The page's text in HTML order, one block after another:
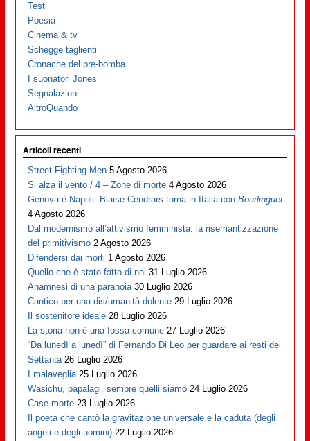
Testi
Poesia
Cinema & tv
Schegge taglienti
Cronache del pre-bomba
I suonatori Jones
Segnalazioni
AltroQuando
Articoli recenti
Street Fighting Men 5 Agosto 2026
Si alza il vento / 4 – Zone di morte 4 Agosto 2026
Genova è Napoli: Blaise Cendrars torna in Italia conBourlinguer
4 Agosto 2026
Dal modernismo all’attivismo femminista: la risemantizzazione
del primitivismo 2 Agosto 2026
Difendersi dai morti 1 Agosto 2026
Quello che è stato fatto di noi 31 Luglio 2026
Anamnesi di una paranoia 30 Luglio 2026
Cantico per una dis/umanità dolente 29 Luglio 2026
Il sostenitore ideale 28 Luglio 2026
La storia non è una fossa comune 27 Luglio 2026
“Da lunedì a lunedì” di Fernando Di Leo per guardare ai resti dei
Settanta 26 Luglio 2026
I malaveglia 25 Luglio 2026
Wasichu, papalagi, sempre quelli siamo 24 Luglio 2026
Case morte 23 Luglio 2026
Il poeta che cantò la gravitazione universale e la caduta (degli
angeli e degli uomini) 22 Luglio 2026